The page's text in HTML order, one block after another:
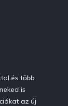
és több
is
az új